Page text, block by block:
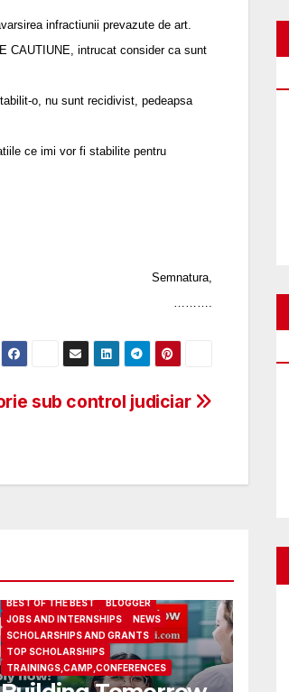
infractiunii prevazute de art.
intrucat consider ca sunt
o, nu sunt recidivist, pedeapsa
ce imi vor fi stabilite pentru
Semnatura,
……….
sub control judiciar
BEST OF THE BEST
BLOGGER
JOBS AND INTERNSHIPS
NEWS
SCHOLARSHIPS AND GRANTS
TOP SCHOLARSHIPS
TRAININGS,CAMP,CONFERENCES